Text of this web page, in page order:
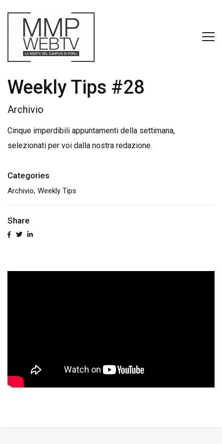
Weekly Tips #28
Archivio
Cinque imperdibili appuntamenti della settimana,
selezionati per voi dalla nostra redazione.
Categories
Archivio Weekly Tips
Share